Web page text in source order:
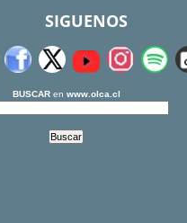
SIGUENOS
BUSCARen www.olca.cl